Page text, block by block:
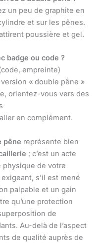
un peu de graphite en
et sur les pênes.
poussière et gel.
badge ou code ?
empreinte)
« double pêne »
orientez-vous vers des
en complément.
pêne représente bien
; c’est un acte
physique de votre
exigeant, s’il est mené
palpable et un gain
qu’une protection
de
Au-delà de l’aspect
de qualité auprès de